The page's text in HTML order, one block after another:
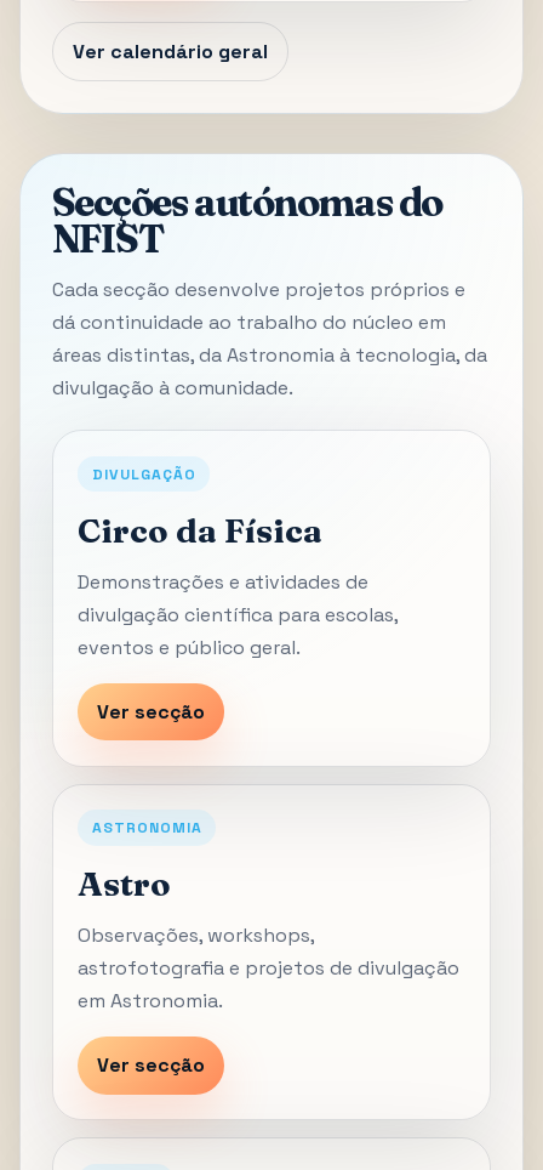
Ver calendário geral
Secções autónomas do
NFIST
Cada secção desenvolve projetos próprios e
dá continuidade ao trabalho do núcleo em
áreas distintas, da Astronomia à tecnologia, da
divulgação à comunidade.
DIVULGAÇÃO
Circo da Física
Demonstrações e atividades de
divulgação científica para escolas,
eventos e público geral.
Ver secção
ASTRONOMIA
Astro
Observações, workshops,
astrofotografia e projetos de divulgação
em Astronomia.
Ver secção